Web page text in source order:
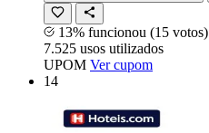
13% funcionou (15 votos)
7.525 usos utilizados
UPOM Ver cupom
14